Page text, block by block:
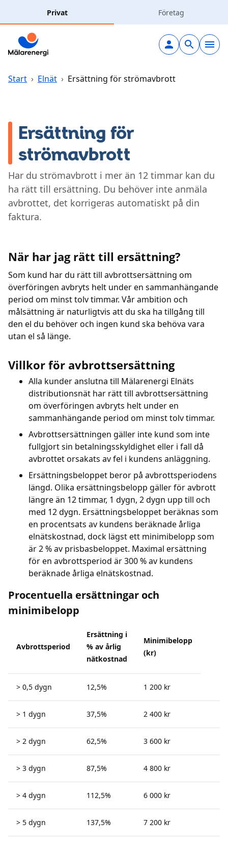
Privat Företag
Elavtal
Elnät
Solceller
Vatten & avlopp
Hållbarhet
Kundcenter
Avbrott
Start › Elnät › Ersättning för strömavbrott
Ersättning för
strömavbrott
Har du strömavbrott i mer än 12 timmar kan du
ha rätt till ersättning. Du behöver inte anmäla
avbrottet, det korrigeras automatiskt på din
faktura.
När har jag rätt till ersättning?
Som kund har du rätt till avbrottsersättning om
överföringen avbryts helt under en sammanhängande
period om minst tolv timmar. Vår ambition och
målsättning är naturligtvis att du ska ha tillgång till
den el du behöver och ingen kund ska behöva vara
utan el så länge.
Villkor för avbrottsersättning
Alla kunder anslutna till Mälarenergi Elnäts
distributionsnät har rätt till avbrottsersättning
om överföringen avbryts helt under en
sammanhängande period om minst tolv timmar.
Avbrottsersättningen gäller inte kund som inte
fullgjort sin betalningsskyldighet eller i fall då
avbrottet orsakats av fel i kundens anläggning.
Ersättningsbeloppet beror på avbrottsperiodens
längd. Olika ersättningsbelopp gäller för avbrott
längre än 12 timmar, 1 dygn, 2 dygn upp till och
med 12 dygn. Ersättningsbeloppet beräknas som
en procentsats av kundens beräknade årliga
elnätskostnad, dock lägst ett minimibelopp som
är 2 % av prisbasbeloppet. Maximal ersättning
för en avbrottsperiod är 300 % av kundens
beräknade årliga elnätskostnad.
Procentuella ersättningar och
minimibelopp
Avbrottsperiod
Ersättning i
% av årlig
nätkostnad
Minimibelopp
(kr)
> 0,5 dygn 12,5% 1 200 kr
> 1 dygn 37,5% 2 400 kr
> 2 dygn 62,5% 3 600 kr
> 3 dygn 87,5% 4 800 kr
> 4 dygn 112,5% 6 000 kr
> 5 dygn 137,5% 7 200 kr